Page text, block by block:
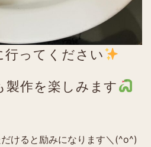
行ってください
製作を楽しみます
けると励みになります＼(^o^)